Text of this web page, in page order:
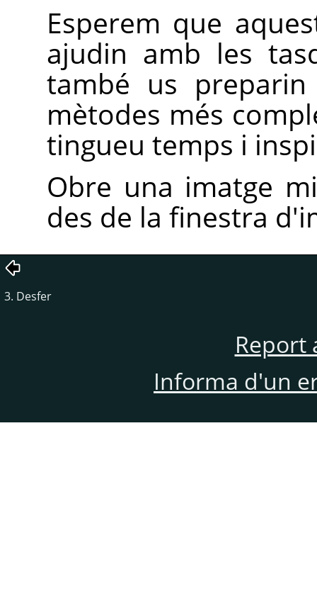
Esperem que
ajudin amb les
també us
mètodes més
tingueu temps i
Obre una imatge
des de la finestra
3. Desfer
Report
Informa d'un